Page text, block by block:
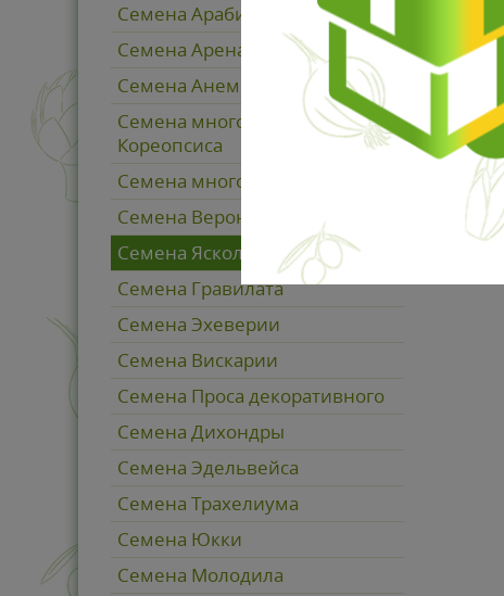
Семена Арабиса
Семена Аренарии (Песчанка)
Семена Анемоны
Семена многолетнего
Кореопсиса
Семена многолетнего Мака
Семена Вероники
Семена Ясколки
Семена Гравилата
Семена Эхеверии
Семена Вискарии
Семена Проса декоративного
Семена Дихондры
Семена Эдельвейса
Семена Трахелиума
Семена Юкки
Семена Молодила